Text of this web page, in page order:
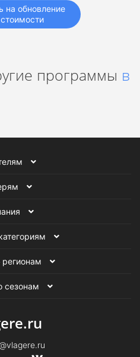
на обновление
программы в
регионам
сезонам